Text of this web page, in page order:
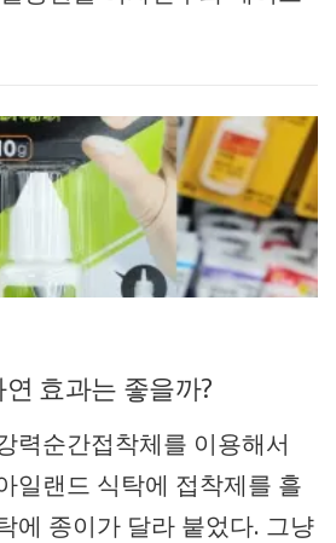
효과는 좋을까?
력순간접착체를 이용해서
일랜드 식탁에 접착제를 흘
에 종이가 달라 붙었다. 그냥